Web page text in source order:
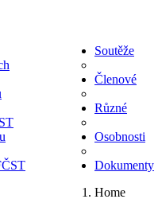
Soutěže
Členové
Různé
Osobnosti
Dokumenty
Home